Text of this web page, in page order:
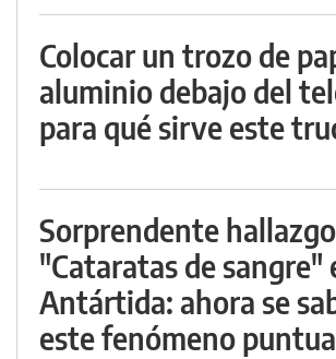
Colocar un trozo de
aluminio debajo del
para qué sirve este
Sorprendente
"Cataratas de sangre"
Antártida: ahora se
este fenómeno